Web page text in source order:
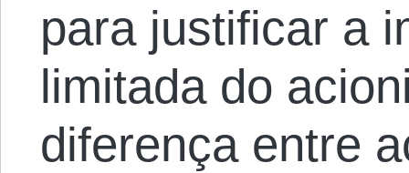
para justificar a
limitada do
diferença entre